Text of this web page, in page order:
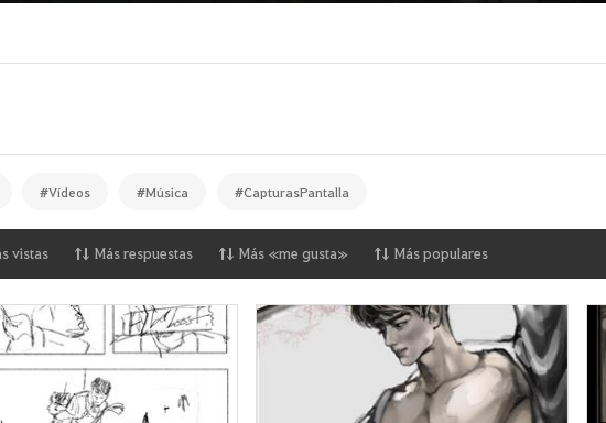
#Vídeos #Música #CapturasPantalla
vistas Más respuestas Más «me gusta» Más populares